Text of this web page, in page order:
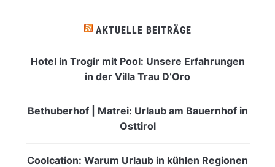
AKTUELLE BEITRÄGE
Hotel in Trogir mit Pool: Unsere Erfahrungen
in der Villa Trau D’Oro
Bethuberhof | Matrei: Urlaub am Bauernhof in
Osttirol
Coolcation: Warum Urlaub in kühlen Regionen